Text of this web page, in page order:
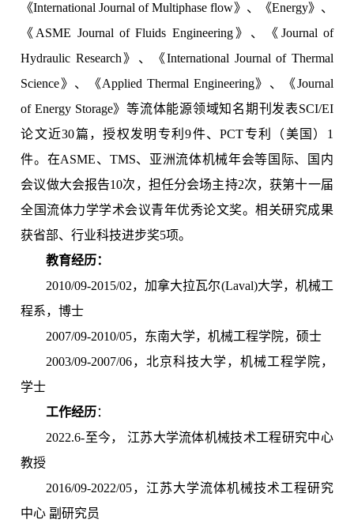
《International Journal of Multiphase flow》、《Energy》、
《ASME Journal of Fluids Engineering》、《Journal of
Hydraulic Research》、《International Journal of Thermal
Science》、《Applied Thermal Engineering》、《Journal
of Energy Storage》等流体能源领域知名期刊发表SCI/EI
论文近30篇，授权发明专利9件、PCT专利（美国）1
件。在ASME、TMS、亚洲流体机械年会等国际、国内
会议做大会报告10次，担任分会场主持2次，获第十一届
全国流体力学学术会议青年优秀论文奖。相关研究成果
获省部、行业科技进步奖5项。
教育经历：
2010/09-2015/02，加拿大拉瓦尔(Laval)大学，机械工
程系，博士
2007/09-2010/05，东南大学，机械工程学院，硕士
2003/09-2007/06，北京科技大学，机械工程学院，
学士
工作经历：
2022.6-至今， 江苏大学流体机械技术工程研究中心
教授
2016/09-2022/05，江苏大学流体机械技术工程研究
中心 副研究员